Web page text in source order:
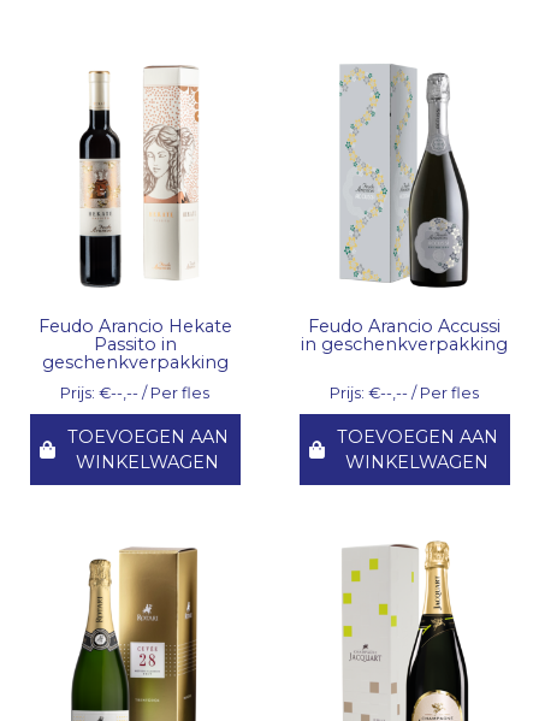
Feudo Arancio Hekate
Passito in
geschenkverpakking
Prijs: €--,-- / Per fles
TOEVOEGEN AAN
WINKELWAGEN
Feudo Arancio Accussi
in geschenkverpakking
Prijs: €--,-- / Per fles
TOEVOEGEN AAN
WINKELWAGEN